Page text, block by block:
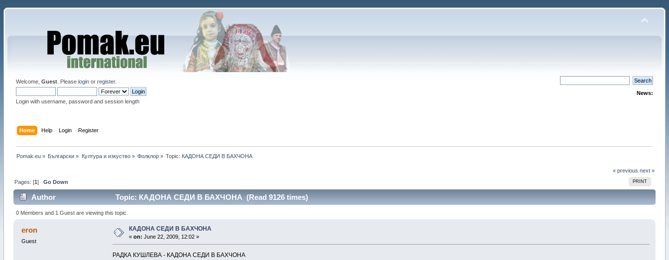
Welcome, Guest. Please loginor register.
Login with username, password and session length
News:
Home Help Login Register
Pomak.eu» Български » Култура и изкуство» Фолклор» Topic: КАДОНА СЕДИ В БАХЧОНА
« previous next »
PRINT
Pages: [1] Go Down
Author Topic: КАДОНА СЕДИ В БАХЧОНА (Read 9126 times)
0 Members and 1 Guest are viewing this topic.
eron
Guest
КАДОНА СЕДИ В БАХЧОНА
« on: June 22, 2009, 12:02 »
РАДКА КУШЛЕВА - КАДОНА СЕДИ В БАХЧОНА